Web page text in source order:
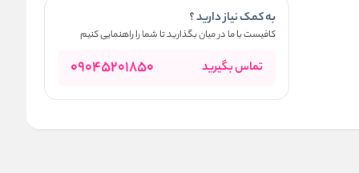
به کمک نیاز دارید ؟
کافیست با ما در میان بگذارید تا شما را راهنمایی کنیم
تماس بگیرید 09045201850